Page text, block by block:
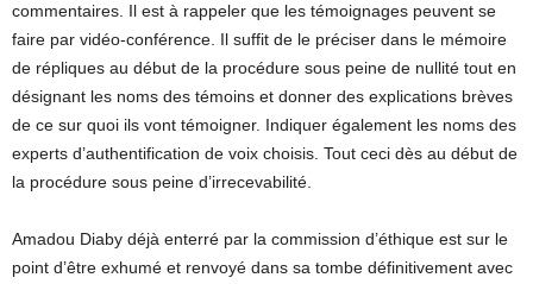
commentaires. Il est à rappeler que les témoignages peuvent se
faire par vidéo-conférence. Il suffit de le préciser dans le mémoire
de répliques au début de la procédure sous peine de nullité tout en
désignant les noms des témoins et donner des explications brèves
de ce sur quoi ils vont témoigner. Indiquer également les noms des
experts d’authentification de voix choisis. Tout ceci dès au début de
la procédure sous peine d’irrecevabilité.
Amadou Diaby déjà enterré par la commission d’éthique est sur le
point d’être exhumé et renvoyé dans sa tombe définitivement avec